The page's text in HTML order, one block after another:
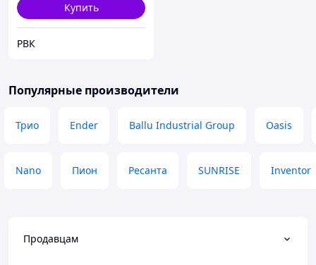
Купить
РВК
Популярные производители
Трио Ender Ballu Industrial Group Oasis
Nano Пион Ресанта SUNRISE Inventor
Продавцам